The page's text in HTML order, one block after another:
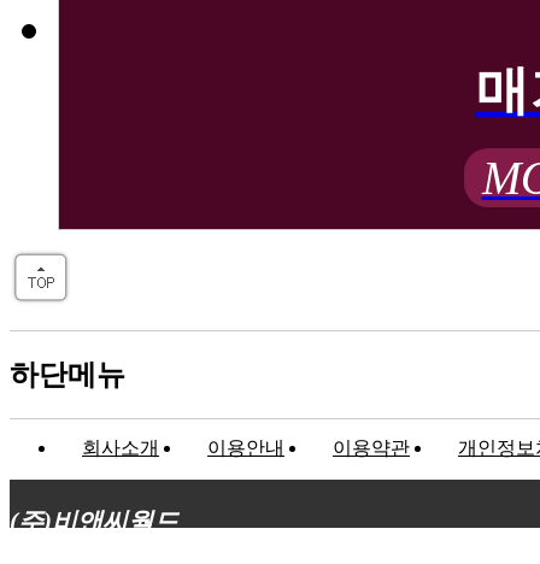
하단메뉴
회사소개 이용안내 이용약관 개인정보
(주)비앤씨월드